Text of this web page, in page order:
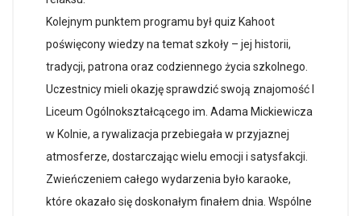
Kolejnym punktem programu był quiz Kahoot
poświęcony wiedzy na temat szkoły – jej historii,
tradycji, patrona oraz codziennego życia szkolnego.
Uczestnicy mieli okazję sprawdzić swoją znajomość I
Liceum Ogólnokształcącego im. Adama Mickiewicza
w Kolnie, a rywalizacja przebiegała w przyjaznej
atmosferze, dostarczając wielu emocji i satysfakcji.
Zwieńczeniem całego wydarzenia było karaoke,
które okazało się doskonałym finałem dnia. Wspólne